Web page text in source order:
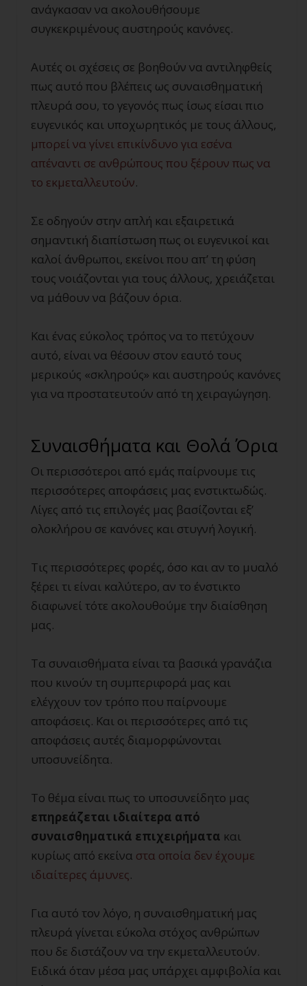
ανάγκασαν να ακολουθήσουμε
συγκεκριμένους αυστηρούς κανόνες.
Αυτές οι σχέσεις σε βοηθούν να αντιληφθείς
πως αυτό που βλέπεις ως συναισθηματική
πλευρά σου, το γεγονός πως ίσως είσαι πιο
ευγενικός και υποχωρητικός με τους άλλους,
μπορεί να γίνει επικίνδυνο για εσένα
απέναντι σε ανθρώπους που ξέρουν πως να
το εκμεταλλευτούν.
Σε οδηγούν στην απλή και εξαιρετικά
σημαντική διαπίστωση πως οι ευγενικοί και
καλοί άνθρωποι, εκείνοι που απ’ τη φύση
τους νοιάζονται για τους άλλους, χρειάζεται
να μάθουν να βάζουν όρια.
Και ένας εύκολος τρόπος να το πετύχουν
αυτό, είναι να θέσουν στον εαυτό τους
μερικούς «σκληρούς» και αυστηρούς κανόνες
για να προστατευτούν από τη χειραγώγηση.
Συναισθήματα και Θολά Όρια
Οι περισσότεροι από εμάς παίρνουμε τις
περισσότερες αποφάσεις μας ενστικτωδώς.
Λίγες από τις επιλογές μας βασίζονται εξ’
ολοκλήρου σε κανόνες και στυγνή λογική.
Τις περισσότερες φορές, όσο και αν το μυαλό
ξέρει τι είναι καλύτερο, αν το ένστικτο
διαφωνεί τότε ακολουθούμε την διαίσθηση
μας.
Τα συναισθήματα είναι τα βασικά γρανάζια
που κινούν τη συμπεριφορά μας και
ελέγχουν τον τρόπο που παίρνουμε
αποφάσεις. Και οι περισσότερες από τις
αποφάσεις αυτές διαμορφώνονται
υποσυνείδητα.
Το θέμα είναι πως το υποσυνείδητο μας
επηρεάζεται ιδιαίτερα από
συναισθηματικά επιχειρήματα και
κυρίως από εκείνα στα οποία δεν έχουμε
ιδιαίτερες άμυνες.
Για αυτό τον λόγο, η συναισθηματική μας
πλευρά γίνεται εύκολα στόχος ανθρώπων
που δε διστάζουν να την εκμεταλλευτούν.
Ειδικά όταν μέσα μας υπάρχει αμφιβολία και